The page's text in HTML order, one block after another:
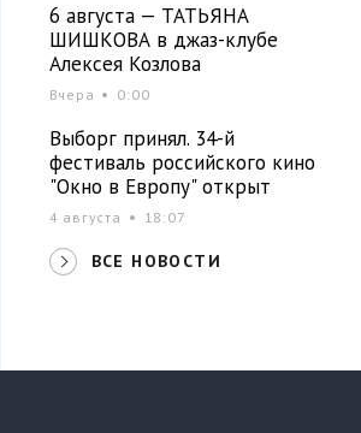
6 августа — ТАТЬЯНА
ШИШКОВА в джаз-клубе
Алексея Козлова
Вчера 0:00
Выборг принял. 34-й
фестиваль российского кино
"Окно в Европу" открыт
4 августа 18:07
ВСЕ НОВОСТИ